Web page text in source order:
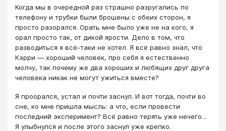
Когда мы в очередной раз страшно разругались по
телефону и трубки были брошены с обеих сторон, я
просто разорался. Орать мне было уже не на кого, я
орал просто так, от дикой ярости. Дело в том, что
разводиться я всё-таки не хотел. Я всё равно знал, что
Кэрри — хороший человек, про себя я естественно
молчу, так почему же два хороших и любящих друг друга
человека никак не могут ужиться вместе?
Я проорался, устал и почти заснул. И вот тогда, почти во
сне, ко мне пришла мысль: а что, если провести
последний эксперимент? Всё равно терять уже нечего...
Я улыбнулся и после этого заснул уже крепко.